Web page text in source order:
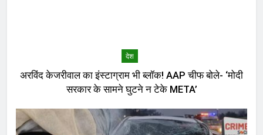
देश
अरविंद केजरीवाल का इंस्टाग्राम भी ब्लॉक! AAP चीफ बोले- ‘मोदी
सरकार के सामने घुटने न टेके META’